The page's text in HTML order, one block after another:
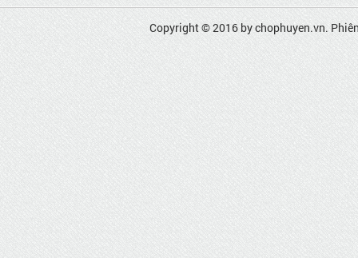
Copyright © 2016 bychophuyen.vn.